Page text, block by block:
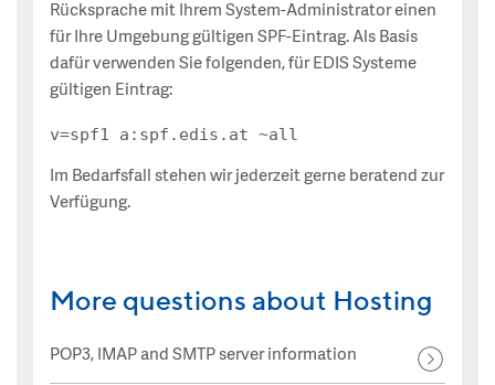
Rücksprache mit Ihrem System-Administrator einen
für Ihre Umgebung gültigen SPF-Eintrag. Als Basis
dafür verwenden Sie folgenden, für EDIS Systeme
gültigen Eintrag:
Im Bedarfsfall stehen wir jederzeit gerne beratend zur
Verfügung.
More questions about Hosting
POP3, IMAP and SMTP server information